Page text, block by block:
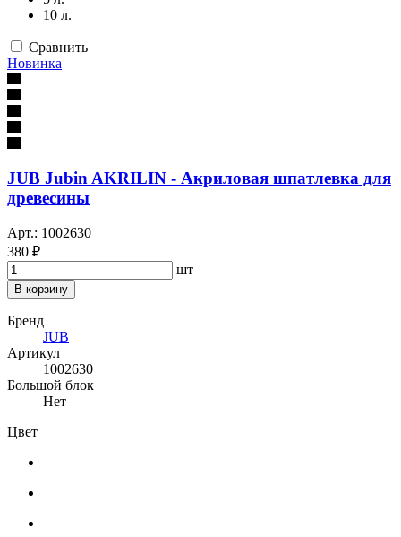
10 л.
Сравнить
Новинка
JUB Jubin AKRILIN - Акриловая шпатлевка для
древесины
Арт.: 1002630
380 ₽
шт
В корзину
Бренд
JUB
Артикул
1002630
Большой блок
Нет
Цвет